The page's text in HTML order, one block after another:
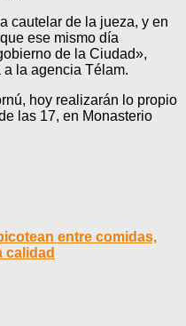
cautelar de la jueza, y en
ese mismo día
de la Ciudad»,
la agencia Télam.
hoy realizarán lo propio
las 17, en Monasterio
entre comidas,
calidad